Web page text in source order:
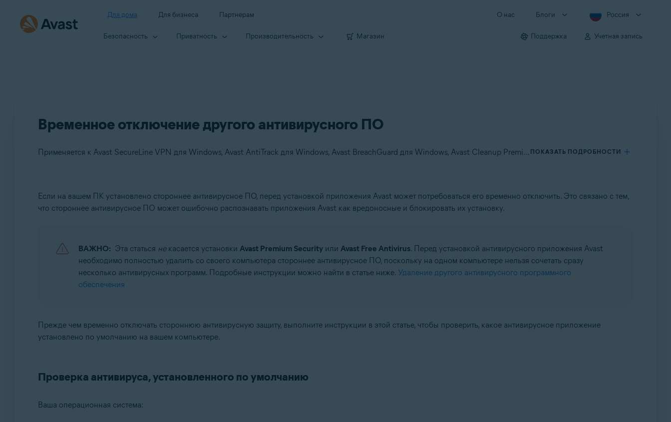
Для дома Для бизнеса Партнерам О нас Блоги Россия
Безопасность Приватность Производи­тельность Магазин Поддержка Учетная запись
Временное отключение другого антивирусного ПО
Применяется к Avast SecureLine VPN для Windows, Avast AntiTrack для Windows, Avast BreachGuard для Windows, Avast Cleanup Premium для Windows, Avast Driver Updater для Windows, Avast Battery Saver для Windows ПОКАЗАТЬ ПОДРОБНОСТИ
Avast SecureLine VPN 5.x для Windows
Avast Cleanup Premium 22.x для Windows
Avast Driver Updater 22.x для Windows
Microsoft Windows 8.1 / Pro / Enterprise — 32- или 64-разрядная версия
Microsoft Windows 8 / Pro / Enterprise — 32- или 64-разрядная версия
Если на вашем ПК установлено стороннее антивирусное ПО, перед установкой приложения Avast может потребоваться его временно отключить. Это связано с тем,
что стороннее антивирусное ПО может ошибочно распознавать приложения Avast как вредоносные и блокировать их установку.
ВАЖНО: Эта статься некасается установки Avast Premium Securityили Avast Free Antivirus. Перед установкой антивирусного приложения Avast
необходимо полностью удалить со своего компьютера стороннее антивирусное ПО, поскольку на одном компьютере нельзя сочетать сразу
несколько антивирусных программ. Подробные инструкции можно найти в статье ниже. Удаление другого антивирусного программного
обеспечения
Прежде чем временно отключать стороннюю антивирусную защиту, выполните инструкции в этой статье, чтобы проверить, какое антивирусное приложение
установлено по умолчанию на вашем компьютере.
Проверка антивируса, установленного по умолчанию
Ваша операционная система: